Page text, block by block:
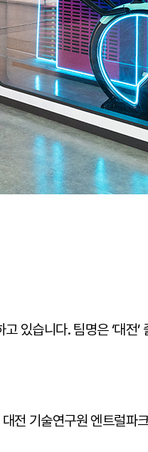
있습니다. 팀명은 ‘대전’
전 기술연구원 엔트럴파